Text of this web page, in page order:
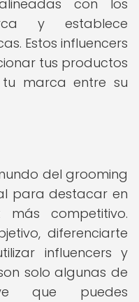
con los
y establece
Estos influencers
tus productos
marca entre su
del grooming
para destacar en
competitivo.
diferenciarte
influencers y
solo algunas de
que puedes